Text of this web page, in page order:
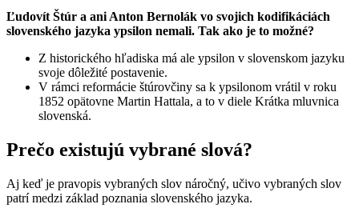
Ľudovít Štúr a ani Anton Bernolák vo svojich kodifikáciách
slovenského jazyka ypsilon nemali. Tak ako je to možné?
Z historického hľadiska má ale ypsilon v slovenskom jazyku
svoje dôležité postavenie.
V rámci reformácie štúrovčiny sa k ypsilonom vrátil v roku
1852 opätovne Martin Hattala, a to v diele Krátka mluvnica
slovenská.
Prečo existujú vybrané slová?
Aj keď je pravopis vybraných slov náročný, učivo vybraných slov
patrí medzi základ poznania slovenského jazyka.